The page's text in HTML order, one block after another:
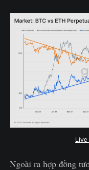
Ngoài ra hợp đồng